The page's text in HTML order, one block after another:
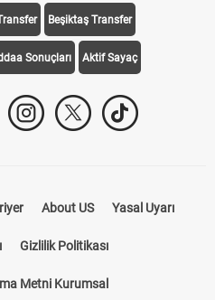
Beşiktaş Transfer
Sonuçları Aktif Sayaç
About US Yasal Uyarı
Gizlilik Politikası
Metni Kurumsal